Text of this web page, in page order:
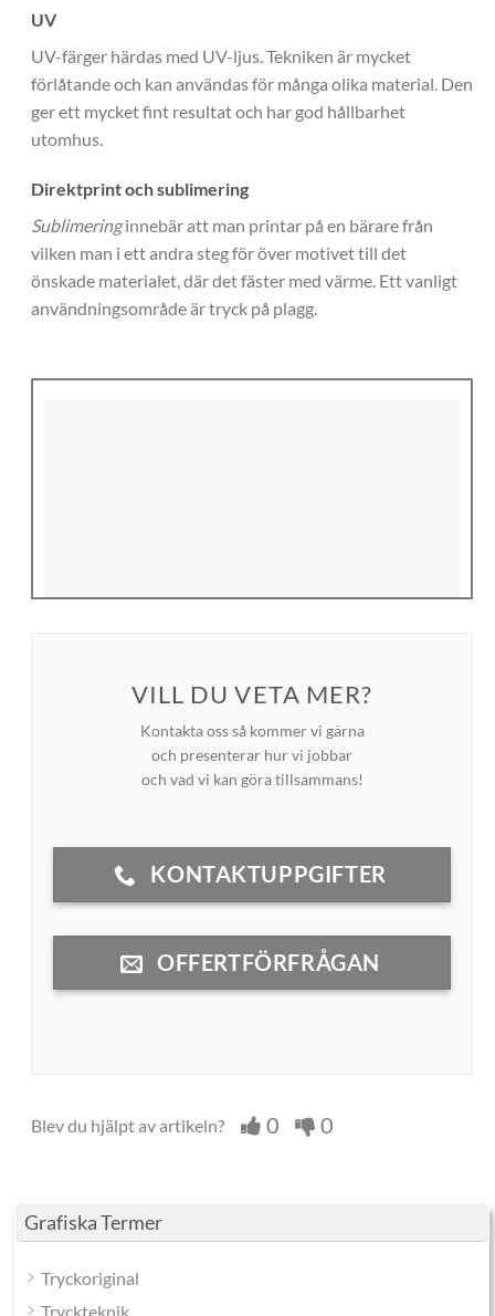
Grafiska Termer
Tryckoriginal
Tryckteknik
UV
UV-färger härdas med UV-ljus. Tekniken är mycket
förlåtande och kan användas för många olika material. Den
ger ett mycket fint resultat och har god hållbarhet
utomhus.
Direktprint och sublimering
Sublimeringinnebär att man printar på en bärare från
vilken man i ett andra steg för över motivet till det
önskade materialet, där det fäster med värme. Ett vanligt
användningsområde är tryck på plagg.
MER INSPIRATION?
Titta in i vårt galleri med mängder av trycksaker!
VILL DU VETA MER?
Kontakta oss så kommer vi gärna
och presenterar hur vi jobbar
och vad vi kan göra tillsammans!
KONTAKTUPPGIFTER
OFFERTFÖRFRÅGAN
Blev du hjälpt av artikeln? 0 0